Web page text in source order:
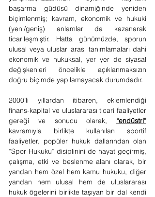
başarma güdüsü dinamiğinde yeniden
biçimlenmiş; kavram, ekonomik ve hukuki
(yeni/geniş) anlamlar da kazanarak
ticarileşmiştir. Hatta günümüzde, sporun
ulusal veya uluslar arası tanımlamaları dahi
ekonomik ve hukuksal, yer yer de siyasal
değişkenleri öncelikle açıklanmaksızın
doğru biçimde yapılamayacak durumdadır.
2000’li yıllardan itibaren, eklemlendiği
finans-kapital ve uluslararası ticari faaliyetler
gereği ve sonucu olarak, “endüstri”
kavramıyla birlikte kullanılan sportif
faaliyetler, popüler hukuk dallarından olan
“Spor Hukuku” disiplinini de hayat geçirmiş,
çalışma, etki ve beslenme alanı olarak, bir
yandan hem özel hem kamu hukuku, diğer
yandan hem ulusal hem de uluslararası
hukuk ögelerini birlikte taşıyan bir dal kendi